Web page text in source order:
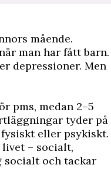
mående.
man har fått barn.
depressioner. Men
pms, medan 2–5
tyder på
eller psykiskt.
– socialt,
socialt och tackar